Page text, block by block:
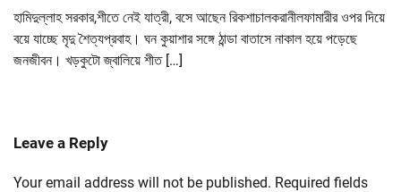
হামিদুল্লাহ সরকার,শীতে নেই যাত্রী, বসে আছেন রিকশাচালকরানীলফামারীর ওপর দিয়ে
বয়ে যাচ্ছে মৃদু শৈত্যপ্রবাহ। ঘন কুয়াশার সঙ্গে ঠান্ডা বাতাসে নাকাল হয়ে পড়েছে
জনজীবন। খড়কুটো জ্বালিয়ে শীত […]
Leave a Reply
Your email address will not be published. Required fields